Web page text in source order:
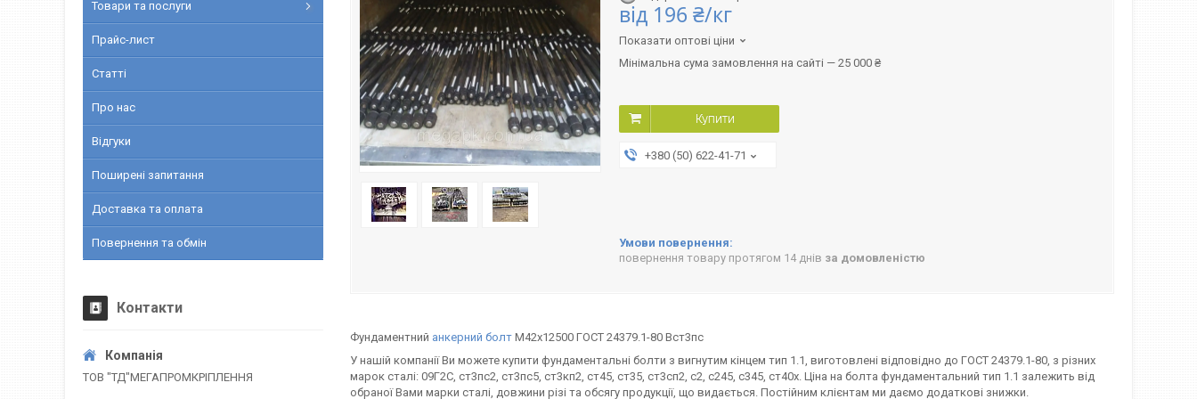
від 196 ₴/кг
Показати оптові ціни
Мінімальна сума замовлення на сайті — 25 000 ₴
Купити
+380 (50) 622-41-71
повернення товару протягом 14 днів за домовленістю
Фундаментний анкерний болт М42х12500 ГОСТ 24379.1-80 Вст3пс
У нашій компанії Ви можете купити фундаментальні болти з вигнутим кінцем тип 1.1, виготовлені відповідно до ГОСТ 24379.1-80, з різних
марок сталі: 09Г2С, ст3пс2, ст3пс5, ст3кп2, ст45, ст35, ст3сп2, с2, с245, с345, ст40х. Ціна на болта фундаментальний тип 1.1 залежить від
обраної Вами марки сталі, довжини різі та обсягу продукції, що видається. Постійним клієнтам ми даємо додаткові знижки.
Товари та послуги
Прайс-лист
Статті
Про нас
Відгуки
Поширені запитання
Доставка та оплата
Повернення та обмін
Контакти
ТОВ "ТД"МЕГАПРОМКРІПЛЕННЯ